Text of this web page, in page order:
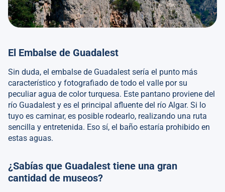
El Embalse de Guadalest
Sin duda, el embalse de Guadalest sería el punto más
característico y fotografiado de todo el valle por su
peculiar agua de color turquesa. Este pantano proviene del
río Guadalest y es el principal afluente del río Algar. Si lo
tuyo es caminar, es posible rodearlo, realizando una ruta
sencilla y entretenida. Eso sí, el baño estaría prohibido en
estas aguas.
¿Sabías que Guadalest tiene una gran
cantidad de museos?